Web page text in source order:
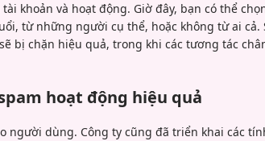
khoản và hoạt động. Giờ đây, bạn có thể
từ những người cụ thể, hoặc không từ ai cả.
bị chặn hiệu quả, trong khi các tương tác
hoạt động hiệu quả
người dùng. Công ty cũng đã triển khai các